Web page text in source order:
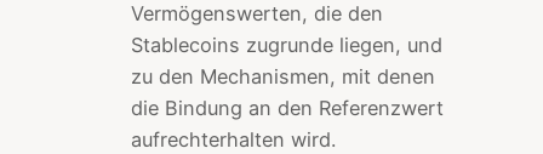
Vermögenswerten, die den
Stablecoins zugrunde liegen, und
zu den Mechanismen, mit denen
die Bindung an den Referenzwert
aufrechterhalten wird.